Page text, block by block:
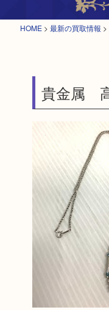
HOME > 最新の買取情報 >
貴金属